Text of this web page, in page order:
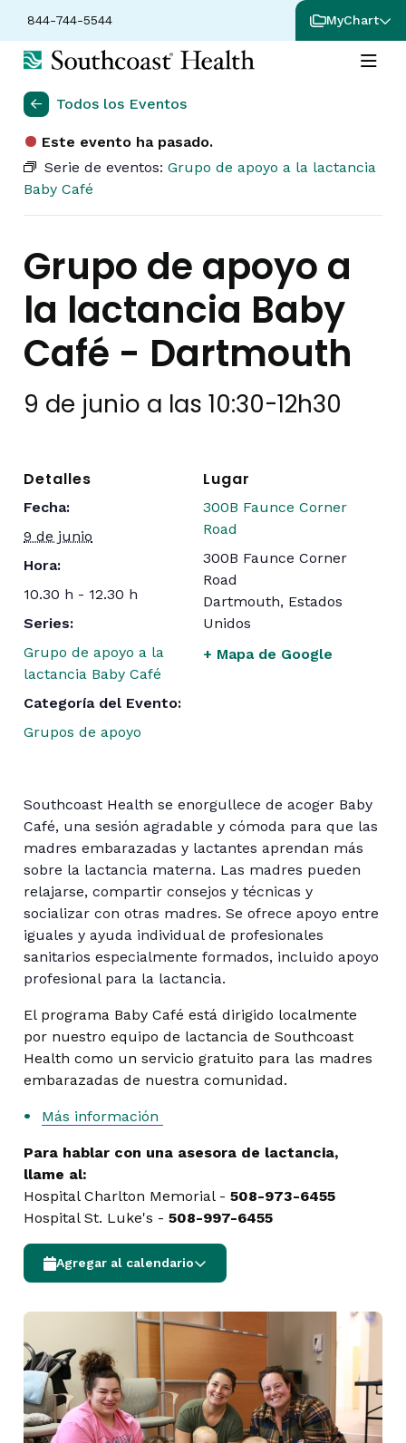
844-744-5544 MyChart
Todos los Eventos
Este evento ha pasado.
Serie de eventos: Grupo de apoyo a la lactancia
Baby Café
Grupo de apoyo a
la lactancia Baby
Café - Dartmouth
9 de junio a las 10:30-12h30
Detalles
Fecha:
9 de junio
Hora:
10.30 h - 12.30 h
Series:
Grupo de apoyo a la
lactancia Baby Café
Categoría del Evento:
Grupos de apoyo
Lugar
300B Faunce Corner
Road
300B Faunce Corner
Road
Dartmouth, Estados
Unidos
+ Mapa de Google
Southcoast Health se enorgullece de acoger Baby
Café, una sesión agradable y cómoda para que las
madres embarazadas y lactantes aprendan más
sobre la lactancia materna. Las madres pueden
relajarse, compartir consejos y técnicas y
socializar con otras madres. Se ofrece apoyo entre
iguales y ayuda individual de profesionales
sanitarios especialmente formados, incluido apoyo
profesional para la lactancia.
El programa Baby Café está dirigido localmente
por nuestro equipo de lactancia de Southcoast
Health como un servicio gratuito para las madres
embarazadas de nuestra comunidad.
Más información
Para hablar con una asesora de lactancia,
llame al:
Hospital Charlton Memorial - 508-973-6455
Hospital St. Luke's - 508-997-6455
Agregar al calendario